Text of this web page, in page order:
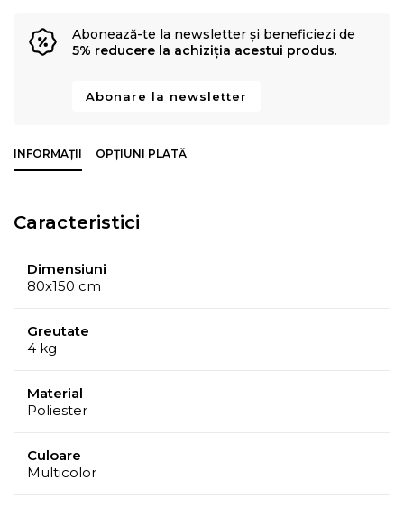
Abonează-te la newsletter și beneficiezi de
5% reducere la achiziția acestui produs.
Abonare la newsletter
INFORMAȚII OPȚIUNI PLATĂ
Caracteristici
Dimensiuni
80x150 cm
Greutate
4 kg
Material
Poliester
Culoare
Multicolor